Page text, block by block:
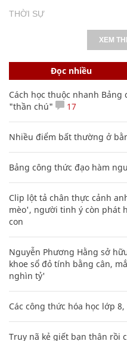
THỜI SỰ
XEM
Đọc nhiều
Cách học thuộc nhanh
"thần chú"
17
Nhiều điểm bất thường ở
Bảng công thức đạo hàm
Clip lột tả chân thực cảnh
mèo', người tinh ý còn phát
con
Nguyễn Phương Hằng sở
khoe sổ đỏ tính bằng cân,
nghìn tỷ'
Các công thức hóa học lớp
Truy nã kẻ giết bạn thân rồi